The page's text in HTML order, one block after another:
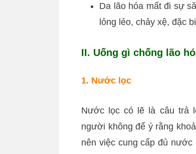
Da lão hóa mất đi sự
lỏng lẻo, chảy xệ, đặc
II. Uống gì chống lão
1. Nước lọc
Nước lọc có lẽ là câu trả
người không để ý rằng
nên việc cung cấp đủ